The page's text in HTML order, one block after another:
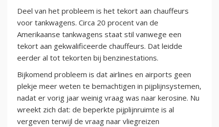
Deel van het probleem is het tekort aan chauffeurs
voor tankwagens. Circa 20 procent van de
Amerikaanse tankwagens staat stil vanwege een
tekort aan gekwalificeerde chauffeurs. Dat leidde
eerder al tot tekorten bij benzinestations.
Bijkomend probleem is dat airlines en airports geen
plekje meer weten te bemachtigen in pijplijnsystemen,
nadat er vorig jaar weinig vraag was naar kerosine. Nu
wreekt zich dat: de beperkte pijplijnruimte is al
vergeven terwijl de vraag naar vliegreizen